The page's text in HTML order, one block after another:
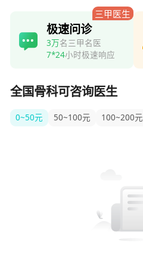
三甲医生
极速问诊
3万名三甲名医
7*24小时极速响应
全国骨科可咨询医生
0~50元 50~100元 100~200元